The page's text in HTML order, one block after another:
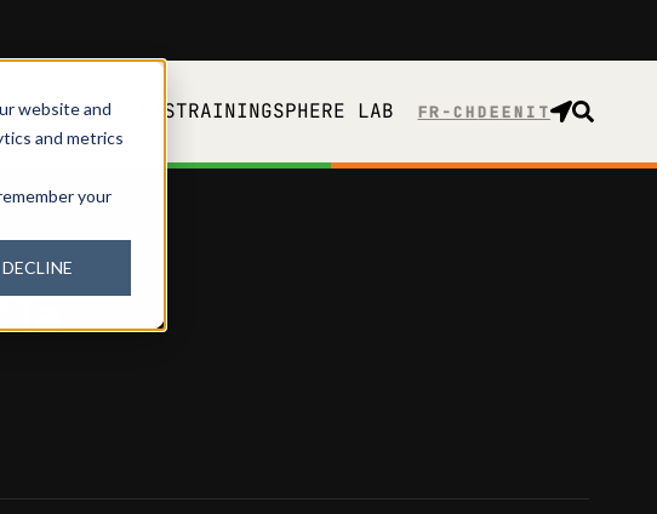
website and
and metrics
your
DECLINE
MAGAZINEEVENTSTRAININGSPHERE LAB FR-CH
la